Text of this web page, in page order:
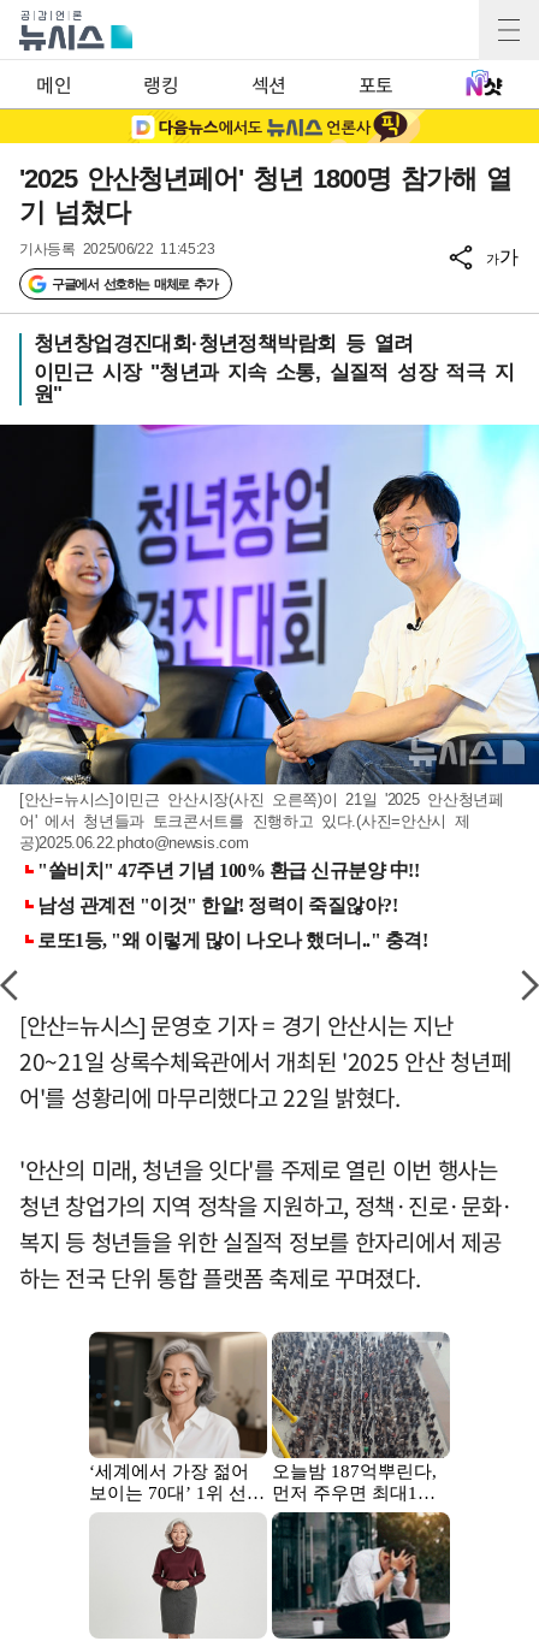
메인 랭킹 섹션 포토
'2025 안산청년페어' 청년 1800명 참가해 열
기 넘쳤다
기사등록 2025/06/22 11:45:23
구글에서 선호하는 매체로 추가
가가
청년창업경진대회·청년정책박람회 등 열려
이민근 시장 "청년과 지속 소통, 실질적 성장 적극 지
원"
[안산=뉴시스]이민근 안산시장(사진 오른쪽)이 21일 '2025 안산청년페
어' 에서 청년들과 토크콘서트를 진행하고 있다.(사진=안산시 제
공)2025.06.22.photo@newsis.com
[안산=뉴시스] 문영호 기자 = 경기 안산시는 지난
20~21일 상록수체육관에서 개최된 '2025 안산 청년페
어'를 성황리에 마무리했다고 22일 밝혔다.
'안산의 미래, 청년을 잇다'를 주제로 열린 이번 행사는
청년 창업가의 지역 정착을 지원하고, 정책·진로·문화·
복지 등 청년들을 위한 실질적 정보를 한자리에서 제공
하는 전국 단위 통합 플랫폼 축제로 꾸며졌다.